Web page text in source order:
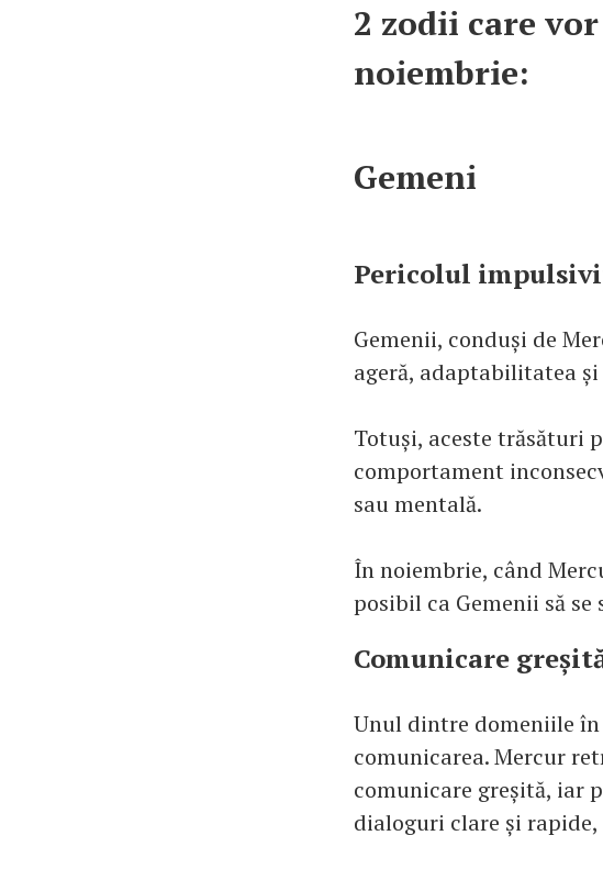
2 zodii care
noiembrie:
Gemeni
Pericolul
Gemenii, conduși de
ageră, adaptabilitatea
Totuși, aceste trăsături
comportament
sau mentală.
În noiembrie, când
posibil ca Gemenii să
Comunicare
Unul dintre domeniile în
comunicarea. Mercur
comunicare greșită, iar
dialoguri clare și